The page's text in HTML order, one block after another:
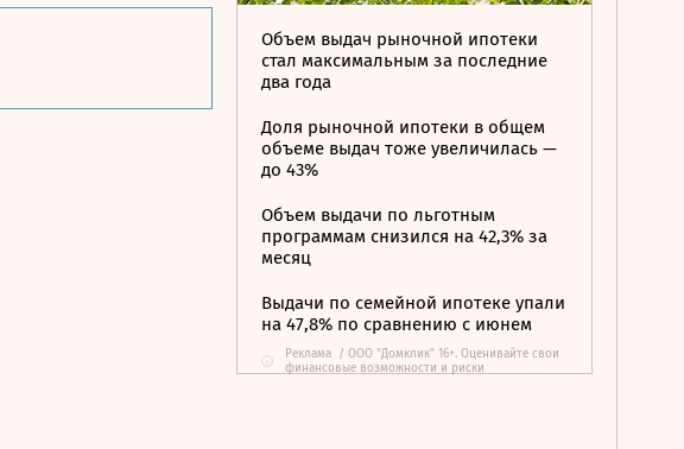
Объем выдач рыночной ипотеки
стал максимальным за последние
два года
Доля рыночной ипотеки в общем
объеме выдач тоже увеличилась —
до 43%
Объем выдачи по льготным
программам снизился на 42,3% за
месяц
Выдачи по семейной ипотеке упали
на 47,8% по сравнению с июнем
Реклама / ООО "Домклик" 16+. Оценивайте свои
финансовые возможности и риски